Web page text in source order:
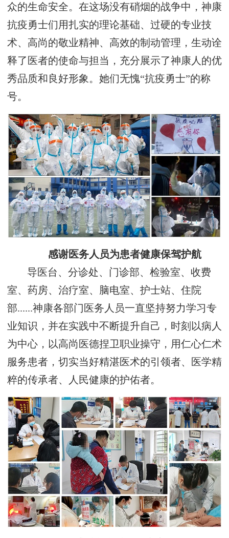
众的生命安全。在这场没有硝烟的战争中，神康
抗疫勇士们用扎实的理论基础、过硬的专业技
术、高尚的敬业精神、高效的制动管理，生动诠
释了医者的使命与担当，充分展示了神康人的优
秀品质和良好形象。她们无愧“抗疫勇士”的称
号。
感谢医务人员为患者健康保驾护航
导医台、分诊处、门诊部、检验室、收费
室、药房、治疗室、脑电室、护士站、住院
部......神康各部门医务人员一直坚持努力学习专
业知识，并在实践中不断提升自己，时刻以病人
为中心，以高尚医德捏卫职业操守，用仁心仁术
服务患者，切实当好精湛医术的引领者、医学精
粹的传承者、人民健康的护佑者。